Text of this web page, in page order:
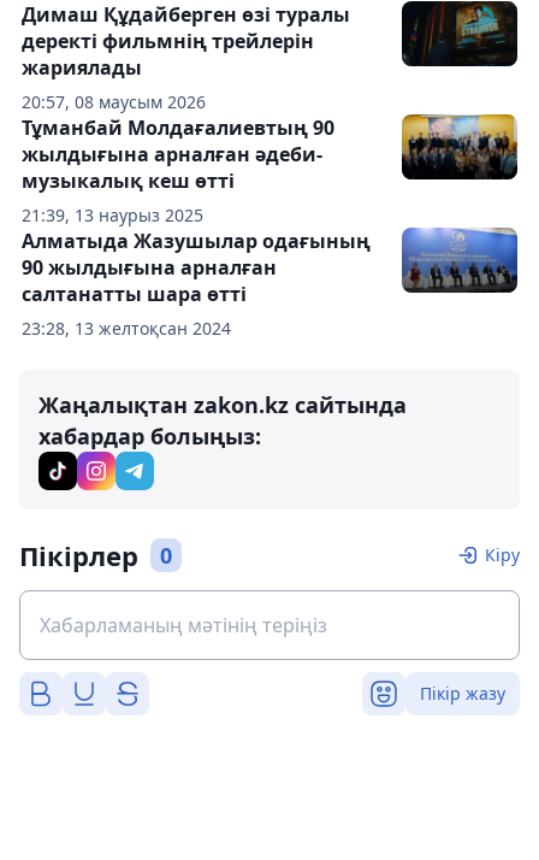
20:57, 08 маусым 2026
Димаш Құдайберген өзі туралы
деректі фильмнің трейлерін
жариялады
21:39, 13 наурыз 2025
Тұманбай Молдағалиевтың 90
жылдығына арналған әдеби-
музыкалық кеш өтті
23:28, 13 желтоқсан 2024
Алматыда Жазушылар одағының
90 жылдығына арналған
салтанатты шара өтті
Жаңалықтан zakon.kz сайтында
хабардар болыңыз:
Пікірлер 0 Кіру
Пікір жазу